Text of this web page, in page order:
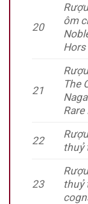
20
ôm
Hors
21
The
Rare
22
thuỷ
23
thuỷ